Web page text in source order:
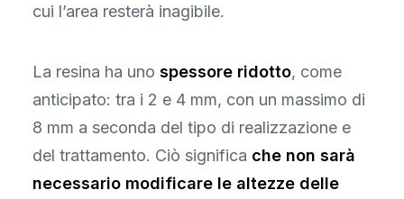
cui l’area resterà inagibile.
La resina ha uno spessore ridotto, come
anticipato: tra i 2 e 4 mm, con un massimo di
8 mm a seconda del tipo di realizzazione e
del trattamento. Ciò significa che non sarà
necessario modificare le altezze delle